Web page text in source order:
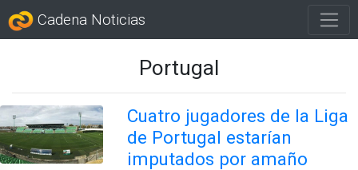
Cadena Noticias
Portugal
Cuatro jugadores de la Liga
de Portugal estarían
imputados por amaño